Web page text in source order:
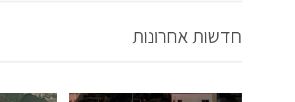
חדשות אחרונות